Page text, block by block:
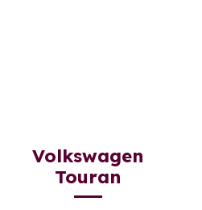
Volkswagen
Touran